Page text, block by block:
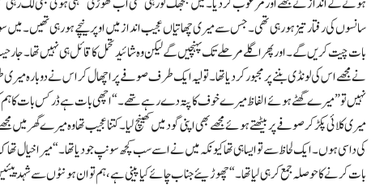
سانسوں کی رفتار تیز ہو رہی تھی ۔ جس سے میری چھاتیاں عجیب انداز میں اوپر نیچے ہو رہی تھیں۔
بات چیت کریں گے۔ اور پھر اگلے مرحلے تک پہنچیں گے لیکن وہ شائید تحمل کا قائل ہی نہیں تھا۔
نے مجھے اس کی لونڈی بننے پر مجبور کر دیا تھا۔ تولیہ ایک طرف صوفے پر اچھال کر اس نے دوبارہ
نہیں تو ” میرے گھٹے ہوئے الفاظ میرے خوف کا پتہ دے رہے تھے۔ “اچھی بات ہے ڈر کس بات کا
میری کلائی پکڑ کر صوفے پر بیٹھتے ہوئے مجھے بھی اپنی گود میں کھینچ لیا۔ کتنا عجیب تھا وہ میرے گھر میں
کی داسی ہوں ۔ ایک لحاظ سے تو ایسا ہی تھا کیونکہ میں نے اسے سب کچھ سونپ جو دیا تھا۔ “میرا خیال
بات کرنے کا حوصلہ جمع کر ہی لیا تھا۔ “چھوڑیئے جناب چائے کیا پینی ہے، ہم تو ان ہونٹوں سے